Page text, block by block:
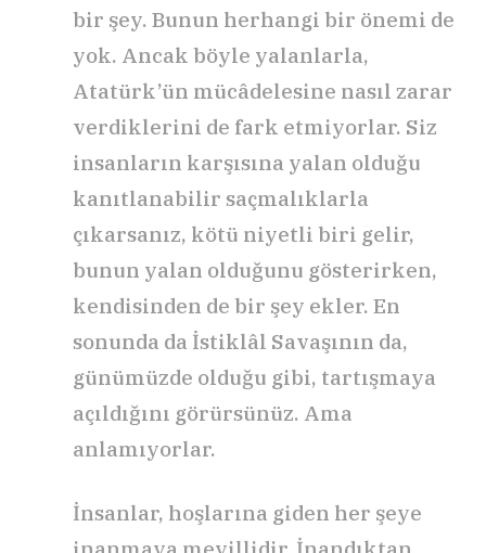
bir şey. Bunun herhangi bir önemi de
yok. Ancak böyle yalanlarla,
Atatürk’ün mücâdelesine nasıl zarar
verdiklerini de fark etmiyorlar. Siz
insanların karşısına yalan olduğu
kanıtlanabilir saçmalıklarla
çıkarsanız, kötü niyetli biri gelir,
bunun yalan olduğunu gösterirken,
kendisinden de bir şey ekler. En
sonunda da İstiklâl Savaşının da,
günümüzde olduğu gibi, tartışmaya
açıldığını görürsünüz. Ama
anlamıyorlar.
İnsanlar, hoşlarına giden her şeye